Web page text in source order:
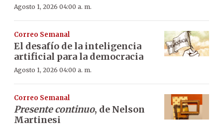
Agosto 1, 2026 04:00 a. m.
Correo Semanal
El desafío de la inteligencia
artificial para la democracia
Agosto 1, 2026 04:00 a. m.
Correo Semanal
Presente continuo, de Nelson
Martinesi